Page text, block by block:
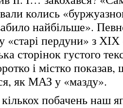
колись
найбільше».
«старі пердуни» з ХІХ
сторінок густого
і містко
як МАЗ у «мазду».
побачень наш